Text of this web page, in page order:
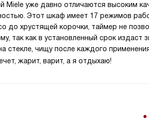
Miele уже давно отличаются высоким
Этот шкаф имеет 17 режимов
до хрустящей корочки, таймер не
так как в установленный срок издаст
стекле, чищу после каждого
жарит, варит, а я отдыхаю!